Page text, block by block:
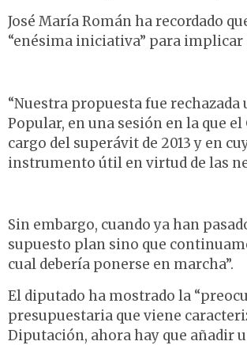
José María Román ha recordado
“enésima iniciativa” para
“Nuestra propuesta fue
Popular, en una sesión en la que
cargo del superávit de 2013 y en
instrumento útil en virtud de las
Sin embargo, cuando ya han
supuesto plan sino que
cual debería ponerse en marcha”.
El diputado ha mostrado la
presupuestaria que viene
Diputación, ahora hay que añadir